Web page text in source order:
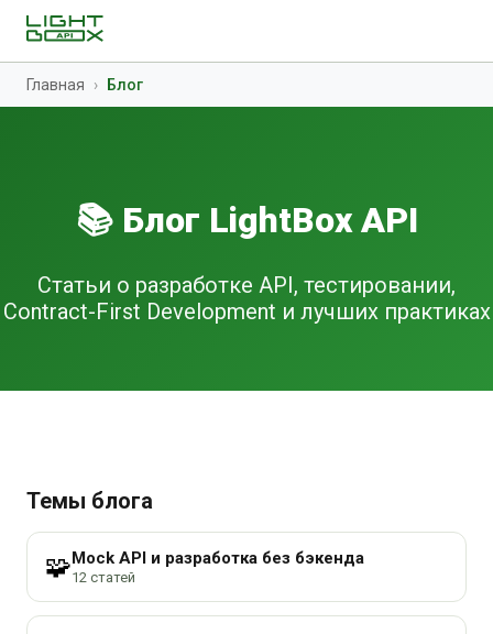
Главная › Блог
📚 Блог LightBox API
Статьи о разработке API, тестировании,
Contract-First Development и лучших практиках
Темы блога
🧩Mock API и разработка без бэкенда
12 статей